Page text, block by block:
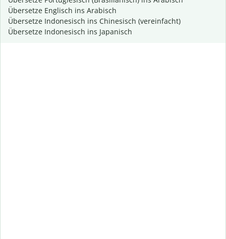
Übersetze Englisch ins Arabisch
Übersetze Indonesisch ins Chinesisch (vereinfacht)
Übersetze Indonesisch ins Japanisch